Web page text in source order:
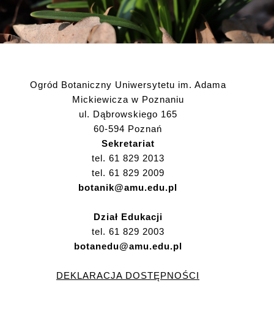
Ogród Botaniczny Uniwersytetu im. Adama
Mickiewicza w Poznaniu
ul. Dąbrowskiego 165
60-594 Poznań
Sekretariat
tel. 61 829 2013
tel. 61 829 2009
botanik@amu.edu.pl
Dział Edukacji
tel. 61 829 2003
botanedu@amu.edu.pl
DEKLARACJA DOSTĘPNOŚCI